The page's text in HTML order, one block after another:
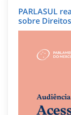
PARLASUL
sobre